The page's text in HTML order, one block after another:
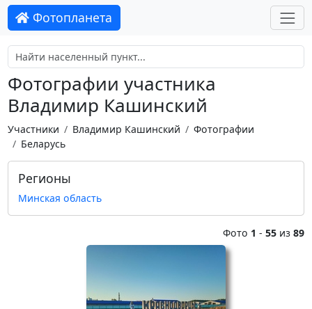
Фотопланета
Фотографии участника
Владимир Кашинский
Участники Владимир Кашинский
Фотографии
Беларусь
Регионы
Минская область
Фото 1 -55 из89